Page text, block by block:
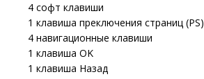
4 софт клавиши
1 клавиша преключения страниц (PS)
4 навигационные клавиши
1 клавиша OK
1 клавиша Назад